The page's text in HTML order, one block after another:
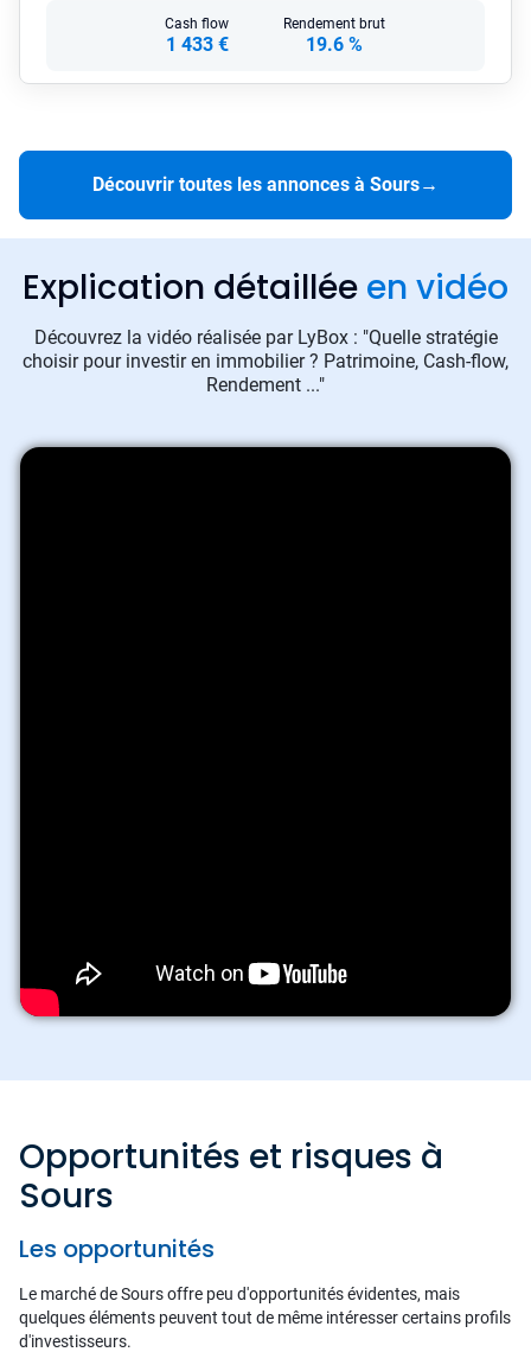
Cash flow
1 433 €
Rendement brut
19.6 %
Découvrir toutes les annonces à Sours→
Explication détaillée en vidéo
Découvrez la vidéo réalisée par LyBox : "Quelle stratégie
choisir pour investir en immobilier ? Patrimoine, Cash-flow,
Rendement ..."
Opportunités et risques à
Sours
Les opportunités
Le marché de Sours offre peu d'opportunités évidentes, mais
quelques éléments peuvent tout de même intéresser certains profils
d'investisseurs.